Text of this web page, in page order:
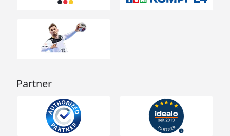
Partner